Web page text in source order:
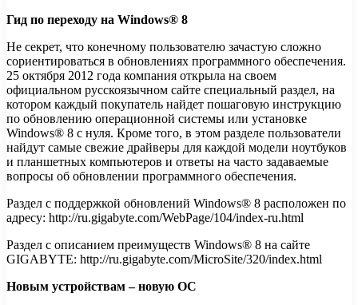
Гид по переходу на Windows® 8
Не секрет, что конечному пользователю зачастую сложно
сориентироваться в обновлениях программного обеспечения.
25 октября 2012 года компания открыла на своем
официальном русскоязычном сайте специальный раздел, на
котором каждый покупатель найдет пошаговую инструкцию
по обновлению операционной системы или установке
Windows® 8 с нуля. Кроме того, в этом разделе пользователи
найдут самые свежие драйверы для каждой модели ноутбуков
и планшетных компьютеров и ответы на часто задаваемые
вопросы об обновлении программного обеспечения.
Раздел с поддержкой обновлений Windows® 8 расположен по
адресу: http://ru.gigabyte.com/WebPage/104/index-ru.html
Раздел с описанием преимуществ Windows® 8 на сайте
GIGABYTE: http://ru.gigabyte.com/MicroSite/320/index.html
Новым устройствам – новую ОС